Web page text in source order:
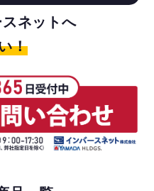
ネットへ
！